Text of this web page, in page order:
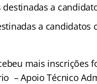
destinadas a
a candidatos
mais inscrições
– Apoio Técnico